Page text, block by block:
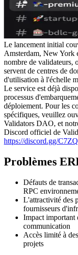
Le lancement initial
Amsterdam, New York
nombre de validateurs,
servent de centres de
d'utilisation à l'échelle
Le service est déjà
processus
déploiement. Pour les
spécifiques, veuillez
Validators DAO, et
Discord officiel de
https://discord.gg/
Problèmes
Défauts de
RPC
L'attractivité des
fournisseurs
Impact important
communication
Accès limité à
projets